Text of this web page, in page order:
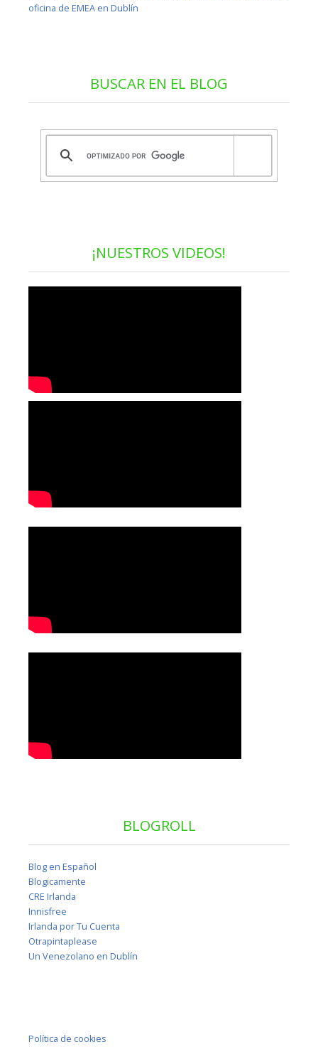
oficina de EMEA en Dublín
BUSCAR EN EL BLOG
¡NUESTROS VIDEOS!
BLOGROLL
Blog en Español
Blogicamente
CRE Irlanda
Innisfree
Irlanda por Tu Cuenta
Otrapintaplease
Un Venezolano en Dublín
Política de cookies